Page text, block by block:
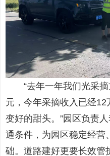
“去年一年我们光采摘
元，今年采摘收入已经
变好的甜头。”园区负责
通条件，为园区稳定经营
础。道路建好更要长效管